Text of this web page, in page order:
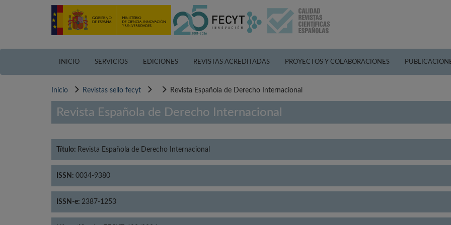
INICIO SERVICIOS EDICIONES REVISTAS ACREDITADAS PROYECTOS Y COLABORACIONES
Inicio Revistas sello fecyt Revista Española de Derecho Internacional
Revista Española de Derecho Internacional
Título: Revista Española de Derecho Internacional
ISSN: 0034-9380
ISSN-e: 2387-1253